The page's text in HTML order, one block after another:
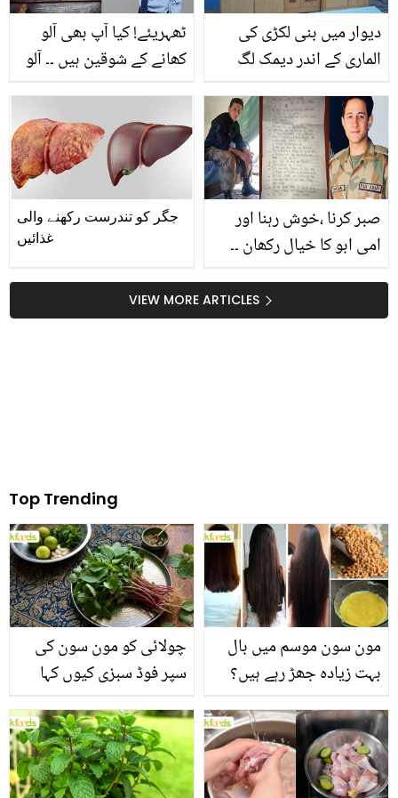
ٹھہریئے! کیا آپ بھی آلو
کھانے کے شوقین ہیں ۔۔ آلو
جانیے نئی تحقیق
دیوار میں بنی لکڑی کی
الماری کے اندر دیمک لگ
ختم کرنے کے 3 آسان
طریقے
جگر کو تندرست رکھنے والی
غذائیں
صبر کرنا ،خوش رہنا اور
امی ابو کا خیال رکھان ۔۔
بہن کو خط لکھنے والے
پاکستانی فوجی کا خط
VIEW MORE ARTICLES
Top Trending
چولائی کو مون سون کی
سپر فوڈ سبزی کیوں کہا
منرلز اور اینٹی آکسیڈنٹس
سے بھرپور اس سبزی کے
فائدے
مون سون موسم میں بال
بہت زیادہ جھڑ رہے ہیں؟
بنانے کے چند قدرتی طریقے